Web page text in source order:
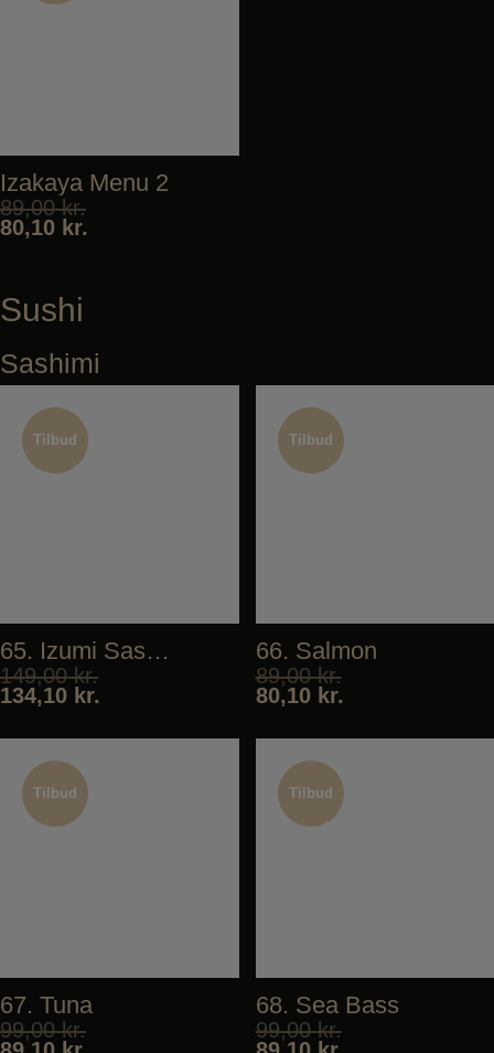
Izakaya Menu 2
89,00kr.
80,10 kr.
Sushi
Sashimi
Tilbud
65. Izumi Sashimi
149,00kr.
134,10 kr.
Tilbud
Tilbud
66. Salmon
89,00kr.
80,10 kr.
Tilbud
Tilbud
67. Tuna
99,00kr.
Tilbud
Tilbud
68. Sea Bass
99,00kr.